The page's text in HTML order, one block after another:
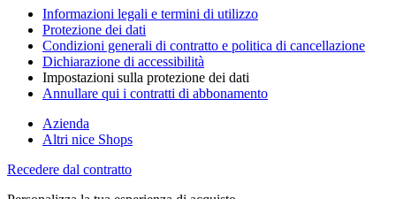
Informazioni legali e termini di utilizzo
Protezione dei dati
Condizioni generali di contratto e politica di cancellazione
Dichiarazione di accessibilità
Impostazioni sulla protezione dei dati
Annullare qui i contratti di abbonamento
Azienda
Altri nice Shops
Recedere dal contratto